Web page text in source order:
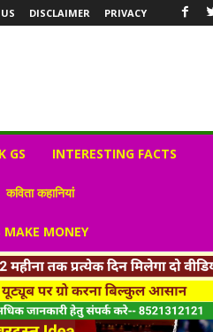
DISCLAIMER PRIVACY
GS INTERESTING FACTS
कविता कहानियां
MONEY